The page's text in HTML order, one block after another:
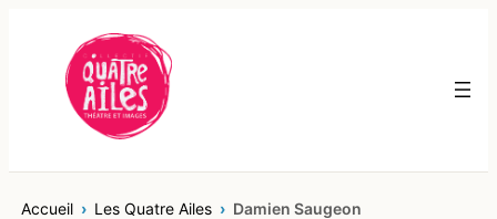
contenu
Accueil Les Quatre Ailes Damien Saugeon